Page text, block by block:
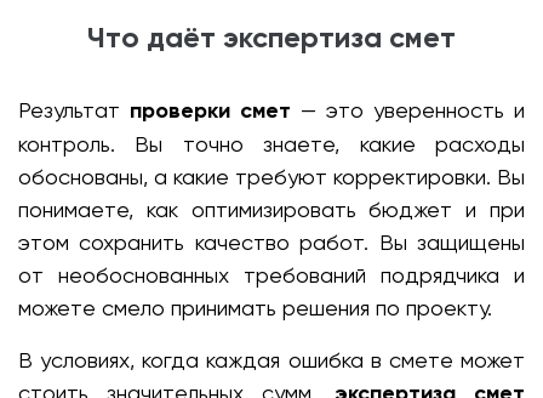
Что даёт экспертиза смет
Результат проверки смет — это уверенность и
контроль. Вы точно знаете, какие расходы
обоснованы, а какие требуют корректировки. Вы
понимаете, как оптимизировать бюджет и при
этом сохранить качество работ. Вы защищены
от необоснованных требований подрядчика и
можете смело принимать решения по проекту.
В условиях, когда каждая ошибка в смете может
стоить значительных сумм,